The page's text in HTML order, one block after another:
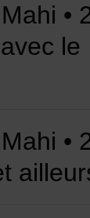
•
le
•